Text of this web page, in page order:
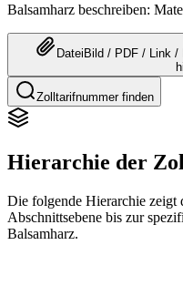
Balsamharz beschreiben:
Datei Bild / PDF / Link /
Zolltarifnummer finden
Hierarchie der
Die folgende Hierarchie zeigt
Abschnittsebene bis zur
Balsamharz.